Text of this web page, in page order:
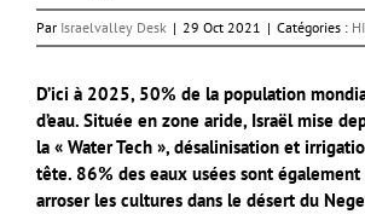
Par Israelvalley Desk | 29 Oct 2021 | Catégories :
D’ici à 2025, 50% de la population
d’eau. Située en zone aride, Israël mise
la « Water Tech », désalinisation et
tête. 86% des eaux usées sont
arroser les cultures dans le désert du